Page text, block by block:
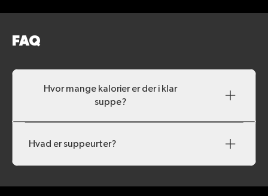
FAQ
Hvor mange kalorier er der i klar
suppe?
Hvad er suppeurter?